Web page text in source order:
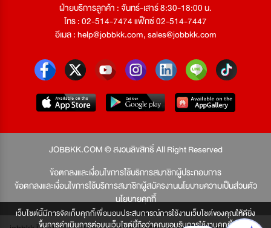
เว็บไซต์นี้มีการจัดเก็บคุกกี้เพื่อมอบประสบการณ์การใช้งานเว็บไซต์ของคุณให้ดียิ่ง
ขึ้นการดำเนินการต่อบนเว็บไซต์นี้ถือว่าคุณยอมรับการใช้งานคุกกี้
ฝ่ายบริการลูกค้า : จันทร์-เสาร์ 8:30-18:00 น.
โทร : 02-514-7474 แฟ็กซ์ 02-514-7447
อีเมล :help@jobbkk.com,sales@jobbkk.com
JOBBKK.COM © สงวนลิขสิทธิ์ All Right Reserved
ข้อตกลงและเงื่อนไขการใช้บริการสมาชิกผู้ประกอบการ
ข้อตกลงและเงื่อนไขการใช้บริการสมาชิกผู้สมัครงานนโยบายความเป็นส่วนตัว
นโยบายคุกกี้